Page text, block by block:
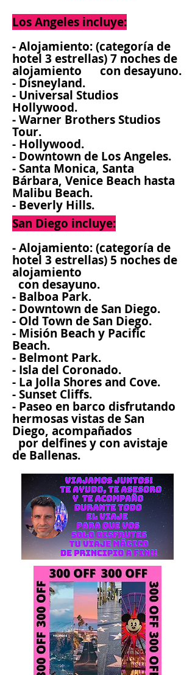
Los Angeles incluye:
- Alojamiento: (categoría de
hotel 3 estrellas) 7 noches de
alojamiento con desayuno.
- Disneyland.
- Universal Studios
Hollywood.
- Warner Brothers Studios
Tour.
- Hollywood.
- Downtown de Los Angeles.
- Santa Monica, Santa
Bárbara, Venice Beach hasta
Malibu Beach.
- Beverly Hills.
San Diego incluye:
- Alojamiento: (categoría de
hotel 3 estrellas) 5 noches de
alojamiento
con desayuno.
- Balboa Park.
- Downtown de San Diego.
- Old Town de San Diego.
- Misión Beach y Pacific
Beach.
- Belmont Park.
- Isla del Coronado.
- La Jolla Shores and Cove.
- Sunset Cliffs.
- Paseo en barco disfrutando
hermosas vistas de San
Diego, acompañados
por delfines y con avistaje
de Ballenas.